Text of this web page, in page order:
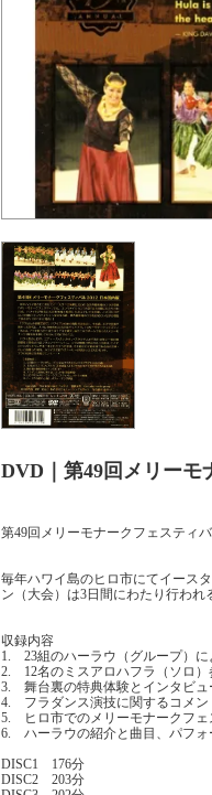
DVD｜第49回メリー
第49回メリーモナークフェスティ
毎年ハワイ島のヒロ市にてイース
ン（大会）は3日間にわたり行われ
収録内容
1. 23組のハーラウ（グループ）に
2. 12名のミスアロハフラ（ソロ）
3. 舞台裏の特典体験とインタビュ
4. フラダンス演技に関するコメン
5. ヒロ市でのメリーモナークフェ
6. ハーラウの紹介と曲目、パフォ
DISC1 176分
DISC2 203分